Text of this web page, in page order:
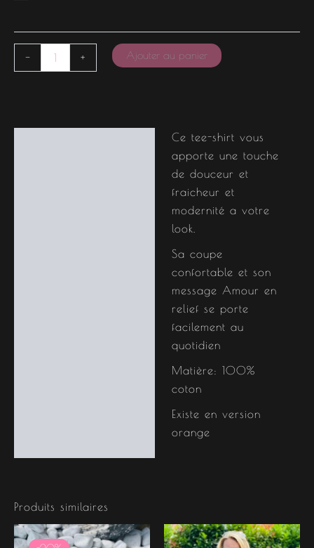
- + Ajouter au panier
Ce tee-shirt vous
apporte une touche
de douceur et
fraicheur et
modernité a votre
look.
Sa coupe
confortable et son
message Amour en
relief se porte
facilement au
quotidien
Matière: 100%
coton
Existe en version
orange
Produits similaires
Le
prix
Le
prix